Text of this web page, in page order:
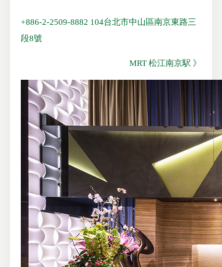
+886-2-2509-8882 104台北市中山區南京東路三
段8號
MRT 松江南京駅 》